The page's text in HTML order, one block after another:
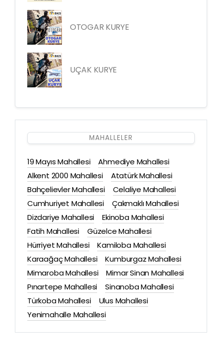
OTOGAR KURYE
UÇAK KURYE
MAHALLELER
19 Mayıs Mahallesi
Ahmediye Mahallesi
Alkent 2000 Mahallesi
Atatürk Mahallesi
Bahçelievler Mahallesi
Celaliye Mahallesi
Cumhuriyet Mahallesi
Çakmaklı Mahallesi
Dizdariye Mahallesi
Ekinoba Mahallesi
Fatih Mahallesi
Güzelce Mahallesi
Hürriyet Mahallesi
Kamiloba Mahallesi
Karaağaç Mahallesi
Kumburgaz Mahallesi
Mimaroba Mahallesi
Mimar Sinan Mahallesi
Pınartepe Mahallesi
Sinanoba Mahallesi
Türkoba Mahallesi
Ulus Mahallesi
Yenimahalle Mahallesi